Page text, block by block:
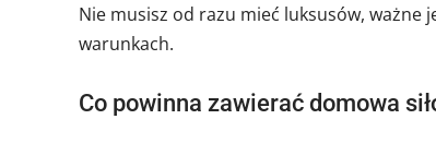
Nie musisz od razu mieć luksusów, ważne
warunkach.
Co powinna zawierać domowa